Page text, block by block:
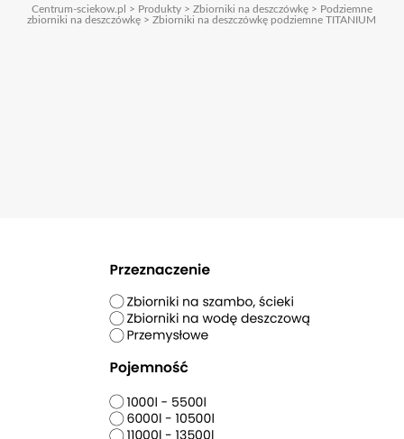
Centrum-sciekow.pl > Produkty > Zbiorniki na deszczówkę > Podziemne
zbiorniki na deszczówkę >Zbiorniki na deszczówkę podziemne TITANIUM